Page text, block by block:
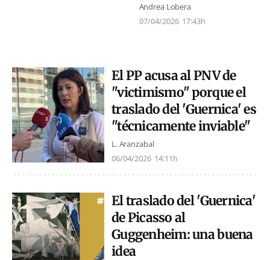
Andrea Lobera
07/04/2026 17:43h
El PP acusa al PNV de
"victimismo" porque el
traslado del 'Guernica' es
"técnicamente inviable"
L. Aranzabal
06/04/2026 14:11h
El traslado del 'Guernica'
de Picasso al
Guggenheim: una buena
idea